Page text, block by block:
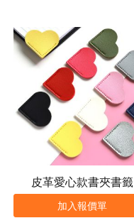
皮革愛心款書夾書籤
加入報價單